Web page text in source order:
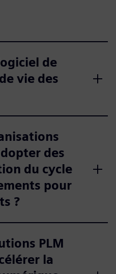
de
vie des
des
du cycle
pour
?
PLM
la